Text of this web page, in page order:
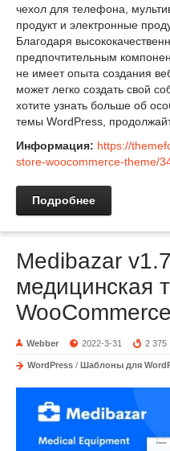
чехол для телефона,
продукт и электронные
Благодаря
предпочтительным
не имеет опыта создания
может легко создать свой
хотите узнать больше об
темы WordPress,
Информация: https://
store-woocommerce-theme/
Подробнее
Medibazar
медицинская
WooCommerce
Webber 2022-3-31 2 375
WordPress / Шаблоны для